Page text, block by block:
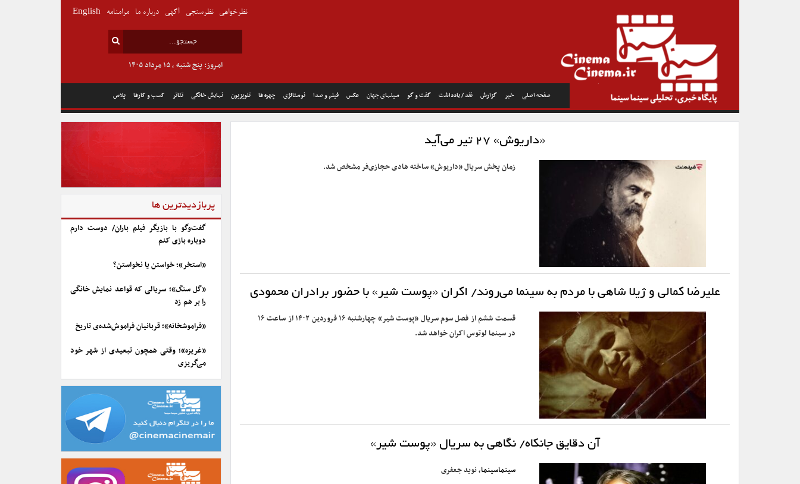
صفحه اصلی خبر گزارش نقد / یادداشت گفت و گو سینمای جهان عکس فیلم و صدا نوستالژی چهره ها تلویزیون نمایش خانگی تئاتر کسب و کارها پلاس
امروز: پنج شنبه , ۱۵ مرداد ۱۴۰۵
نظرخواهی نظرسنجی آگهی درباره ما مرامنامه English
«داریوش» ۲۷ تیر می‌آید
زمان پخش سریال «داریوش» ساخته هادی حجازی‌فر مشخص شد.
علیرضا کمالی و ژیلا شاهی با مردم به سینما می‌روند/ اکران «پوست شیر» با حضور برادران محمودی
قسمت ششم از فصل سوم سریال «پوست شیر» چهارشنبه ۱۶ فروردین ۱۴۰۲ از ساعت ۱۶
در سینما لوتوس اکران خواهد شد.
آن دقایق جانکاه/ نگاهی به سریال «پوست شیر»
سینماسینما، نوید جعفری
پربازدیدترین ها
گفت‌وگو با بازیگر فیلم باران/ دوست دارم
دوباره بازی کنم
«استخر»؛ خواستن یا نخواستن؟
«گل سنگ»؛ سریالی که قواعد نمایش خانگی
را بر هم زد
«فراموشخانه»؛ قربانیان فراموش‌شده‌ی تاریخ
«غریزه»؛ وقتی همچون تبعیدی از شهر خود
می‌گریزی